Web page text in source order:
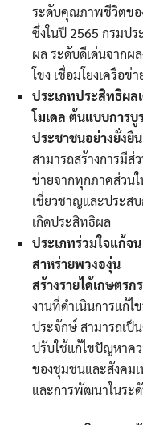
ระดับคุณภาพชีวิตขอ
ซึ่งในปี 2565 กรมปร
ผล ระดับดีเด่นจากผ
โขง เชื่อมโยงเครือ
ประเภทประสิทธิผล
โมเดล ต้นแบบการ
ประชาชนอย่างยั่งยื
สามารถสร้างการมี
ข่ายจากทุกภาคส่วน
เชี่ยวชาญและประส
เกิดประสิทธิผล
ประเภทร่วมใจแก้จ
สาหร่ายพวงองุ่น
สร้างรายได้เกษตร
งานที่ดำเนินการแก้ไ
ประจักษ์ สามารถเป็
ปรับใช้แก้ไขปัญหาค
ของชุมชนและสังคม
และการพัฒนาในระ